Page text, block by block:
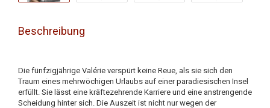
Beschreibung
Die fünfzigjährige Valérie verspürt keine Reue, als sie sich den
Traum eines mehrwöchigen Urlaubs auf einer paradiesischen Insel
erfüllt. Sie lässt eine kräftezehrende Karriere und eine anstrengende
Scheidung hinter sich. Die Auszeit ist nicht nur wegen der